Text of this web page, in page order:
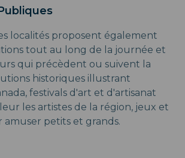
localités proposent également
tout au long de la journée et
qui précèdent ou suivent la
historiques illustrant
festivals d'art et d'artisanat
les artistes de la région, jeux et
petits et grands.